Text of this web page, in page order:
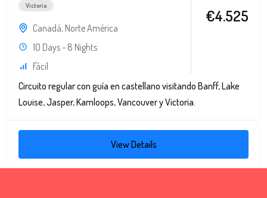
Victoria
Canadá, Norte América
10 Days - 8 Nights
Fácil
€4.525
Circuito regular con guía en castellano visitando Banff, Lake
Louise, Jasper, Kamloops, Vancouver y Victoria.
View Details